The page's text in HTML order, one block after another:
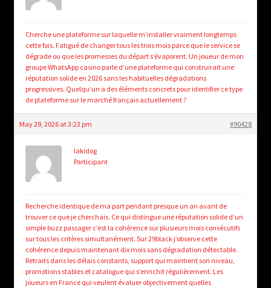
Cherche une plateforme sur laquelle m’installer vraiment longtemps
cette fois. Fatigué de changer tous les trois mois parce que le service se
dégrade ou que les promesses du départ s’évaporent. Un joueur de mon
groupe WhatsApp casino parle d’une plateforme qui construirait une
réputation solide en 2026 sans les habituelles dégradations
progressives. Quelqu’un a des éléments concrets pour identifier ce type
de plateforme sur le marché français actuellement ?
May 29, 2026 at 3:23 pm #90428
lakidog
Participant
Recherche identique de ma part pendant presque un an avant de
trouver ce que je cherchais. Ce qui distingue une réputation solide d’un
simple buzz passager c’est la cohérence sur plusieurs mois consécutifs
sur tous les critères simultanément. Sur 29black j’observe cette
cohérence depuis maintenant dix mois sans dégradation détectable.
Retraits dans les délais constants, support qui maintient son niveau,
promotions stables et catalogue qui s’enrichit régulièrement. Les
joueurs en France qui veulent évaluer objectivement quelles